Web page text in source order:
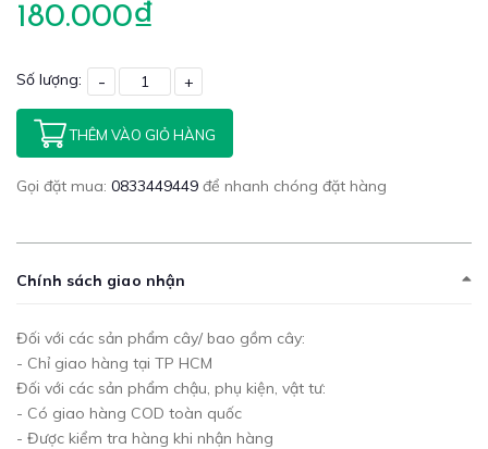
180.000₫
Số lượng: - +
THÊM VÀO GIỎ HÀNG
Gọi đặt mua: 0833449449 để nhanh chóng đặt hàng
Chính sách giao nhận
Đối với các sản phẩm cây/ bao gồm cây:
- Chỉ giao hàng tại TP HCM
Đối với các sản phẩm chậu, phụ kiện, vật tư:
- Có giao hàng COD toàn quốc
- Được kiểm tra hàng khi nhận hàng